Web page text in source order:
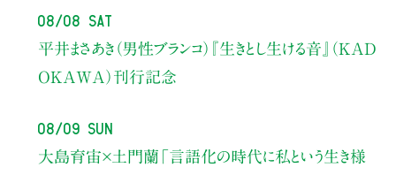
08/08 Sat
平井まさあき（男性ブランコ）
『生きとし生ける音』（KAD
OKAWA）刊行記念
08/09 Sun
大島育宙×土門蘭 「言語化の時代に私という生き様